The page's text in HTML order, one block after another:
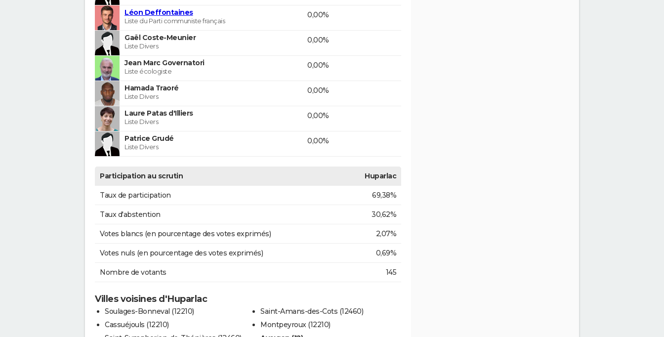
Léon Deffontaines
Liste du Parti communiste français
0,00%
Gaël Coste-Meunier
Liste Divers
0,00%
Jean Marc Governatori
Liste écologiste
0,00%
Hamada Traoré
Liste Divers
0,00%
Laure Patas d'Illiers
Liste Divers
0,00%
Patrice Grudé
Liste Divers
0,00%
Participation au scrutin Huparlac
Taux de participation 69,38%
Taux d'abstention 30,62%
Votes blancs (en pourcentage des votes exprimés) 2,07%
Votes nuls (en pourcentage des votes exprimés) 0,69%
Nombre de votants 145
Villes voisines d'Huparlac
Soulages-Bonneval (12210)
Cassuéjouls (12210)
Saint-Amans-des-Cots (12460)
Montpeyroux (12210)